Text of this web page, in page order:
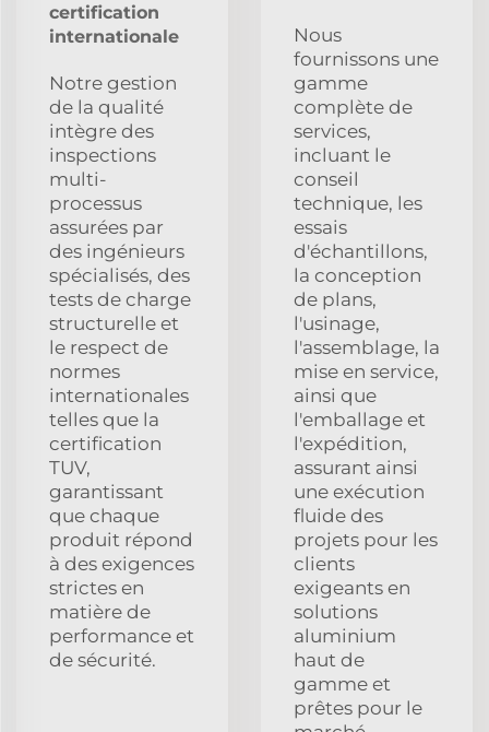
certification
internationale
Notre gestion
de la qualité
intègre des
inspections
multi-
processus
assurées par
des ingénieurs
spécialisés, des
tests de charge
structurelle et
le respect de
normes
internationales
telles que la
certification
TUV,
garantissant
que chaque
produit répond
à des exigences
strictes en
matière de
performance et
de sécurité.
Nous
fournissons une
gamme
complète de
services,
incluant le
conseil
technique, les
essais
d'échantillons,
la conception
de plans,
l'usinage,
l'assemblage, la
mise en service,
ainsi que
l'emballage et
l'expédition,
assurant ainsi
une exécution
fluide des
projets pour les
clients
exigeants en
solutions
aluminium
haut de
gamme et
prêtes pour le